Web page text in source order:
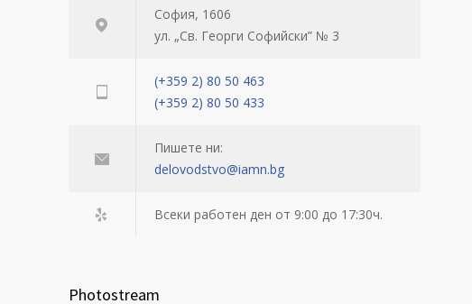
София, 1606
ул. „Св. Георги Софийски” № 3
(+359 2) 80 50 463
(+359 2) 80 50 433
Пишете ни:
delovodstvo@iamn.bg
Всеки работен ден от 9:00 до 17:30ч.
Photostream